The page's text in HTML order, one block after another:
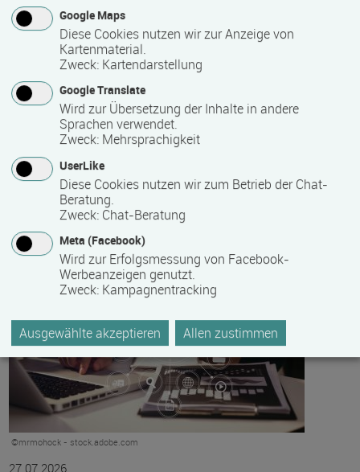
©industrieblick - stock.adobe.com
03.08.2026
Digitale Kompetenzen im Arbeitsprozess stärken
Neue Förderrichtlinie veröffentlicht – BIBB mit Umsetzung
betraut
weiterlesen
©mrmohock - stock.adobe.com
27.07.2026
Google Maps
Diese Cookies nutzen wir zur Anzeige von
Kartenmaterial.
Zweck: Kartendarstellung
Google Translate
Wird zur Übersetzung der Inhalte in andere
Sprachen verwendet.
Zweck: Mehrsprachigkeit
UserLike
Diese Cookies nutzen wir zum Betrieb der Chat-
Beratung.
Zweck: Chat-Beratung
Meta (Facebook)
Wird zur Erfolgsmessung von Facebook-
Werbeanzeigen genutzt.
Zweck: Kampagnentracking
Ausgewählte akzeptieren Allen zustimmen